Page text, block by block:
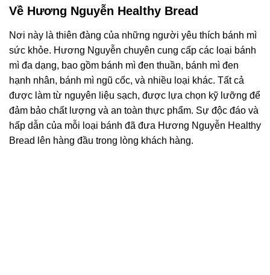
Về Hương Nguyễn Healthy Bread
Nơi này là thiên đàng của những người yêu thích bánh mì
sức khỏe. Hương Nguyễn chuyên cung cấp các loại bánh
mì đa dạng, bao gồm bánh mì đen thuần, bánh mì đen
hạnh nhân, bánh mì ngũ cốc, và nhiều loại khác. Tất cả
được làm từ nguyên liệu sạch, được lựa chọn kỹ lưỡng để
đảm bảo chất lượng và an toàn thực phẩm. Sự độc đáo và
hấp dẫn của mỗi loại bánh đã đưa Hương Nguyễn Healthy
Bread lên hàng đầu trong lòng khách hàng.